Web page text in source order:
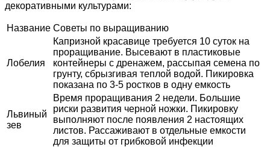
декоративными культурами:
Название Советы по выращиванию
Лобелия
Капризной красавице требуется 10 суток на
проращивание. Высевают в пластиковые
контейнеры с дренажем, рассыпая семена по
грунту, сбрызгивая теплой водой. Пикировка
показана по 3-5 ростков в одну емкость
Львиный
зев
Время проращивания 2 недели. Большие
риски развития черной ножки. Пикировку
выполняют после появления 2 настоящих
листов. Рассаживают в отдельные емкости
для защиты от грибковой инфекции